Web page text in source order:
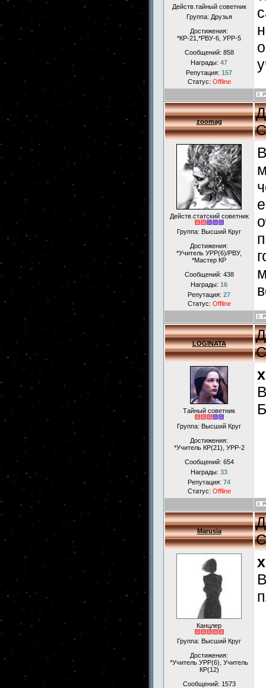
Действ.тайный советник
Группа: Друзья
Достижения:
*КР-21,*РВУ-6, УРР-5
Сообщений: 858
Награды: 47
Репутация: 157
Статус: Offline
zoomag
Действ.статский советник
Группа: Высший Круг
Достижения:
*Учитель УРР(6)/РВУ,
*Мастер КР
Сообщений: 438
Награды: 16
Репутация: 27
Статус: Offline
LOGINATA
Тайный советник
Группа: Высший Круг
Достижения:
*Учитель КР(21), УРР-2
Сообщений: 654
Награды: 33
Репутация: 74
Статус: Offline
Marusia
Канцлер
Группа: Высший Круг
Достижения:
*Учитель УРР(6), Учитель
КР(12)
Сообщений: 1573